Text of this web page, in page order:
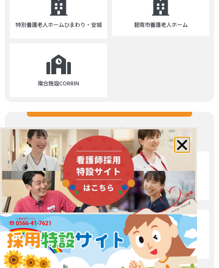
特別養護老人ホームひまわり・安城 碧南市養護老人ホーム
複合施設CORRIN
その他
愛生館ブログ 求人サイト
Instagram YouTube